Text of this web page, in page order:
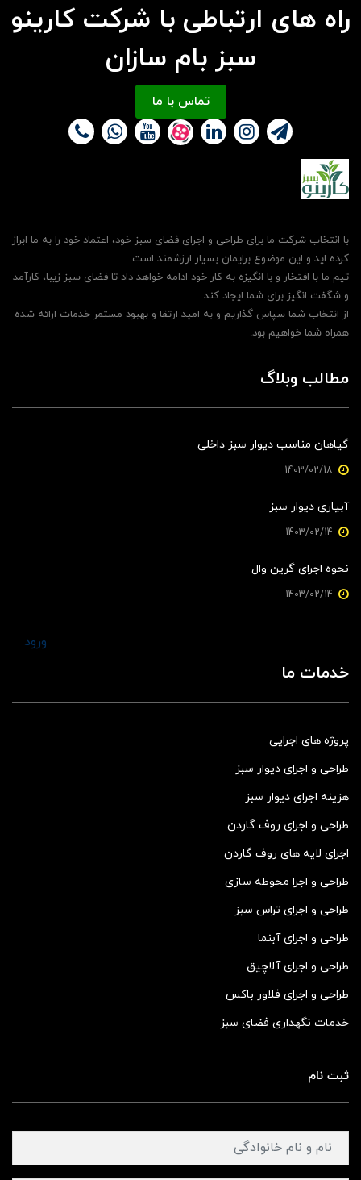
راه های ارتباطی با شرکت کارینو
سبز بام سازان
تماس با ما
با انتخاب شرکت ما برای طراحی و اجرای فضای سبز خود، اعتماد خود را به ما ابراز
کرده اید و این موضوع برایمان بسیار ارزشمند است.
تیم ما با افتخار و با انگیزه به کار خود ادامه خواهد داد تا فضای سبز زیبا، کارآمد
و شگفت انگیز برای شما ایجاد کند.
از انتخاب شما سپاس گذاریم و به امید ارتقا و بهبود مستمر خدمات ارائه شده
همراه شما خواهیم بود.
مطالب وبلاگ
گیاهان مناسب دیوار سبز داخلی
آبیاری دیوار سبز
نحوه اجرای گرین وال
ورود
خدمات ما
پروژه های اجرایی
طراحی و اجرای دیوار سبز
هزینه اجرای دیوار سبز
طراحی و اجرای روف گاردن
اجرای لایه های روف گاردن
طراحی و اجرا محوطه سازی
طراحی و اجرای تراس سبز
طراحی و اجرای آبنما
طراحی و اجرای آلاچیق
طراحی و اجرای فلاور باکس
خدمات نگهداری فضای سبز
ثبت نام